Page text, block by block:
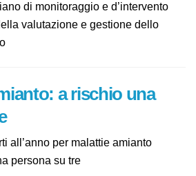
di monitoraggio e d’intervento
valutazione e gestione dello
a rischio una
all’anno per malattie amianto
persona su tre